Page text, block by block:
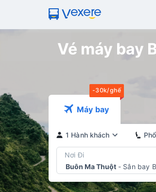
Vé máy bay
-30k/ghế
Máy bay
1 Hành khách
Nơi Đi
Buôn Ma Thuột - Sân bay